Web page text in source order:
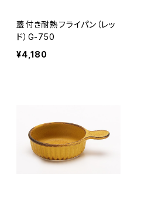
蓋付き耐熱フライパン（レッ
ド）G-750
¥4,180